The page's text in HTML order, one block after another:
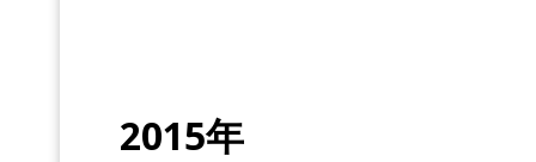
2015年